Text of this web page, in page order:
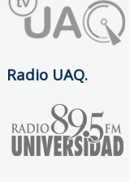
Radio UAQ.